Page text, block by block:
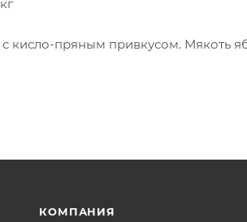
с кисло-пряным привкусом. Мякоть
КОМПАНИЯ